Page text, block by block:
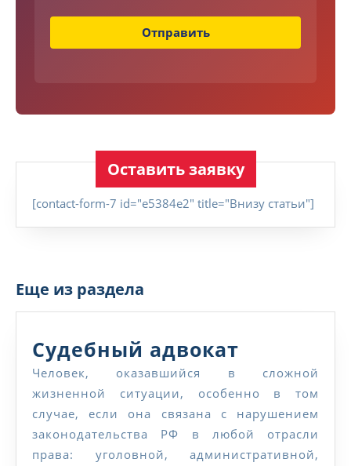
к
т
ф
Отправить
Оставить заявку
[contact-form-7 id="e5384e2" title="Внизу статьи"]
Еще из раздела
Судебный адвокат
адвокат
Человек, оказавшийся в сложной
жизненной ситуации, особенно в том
случае, если она связана с нарушением
законодательства РФ в любой отрасли
права: уголовной, административной,